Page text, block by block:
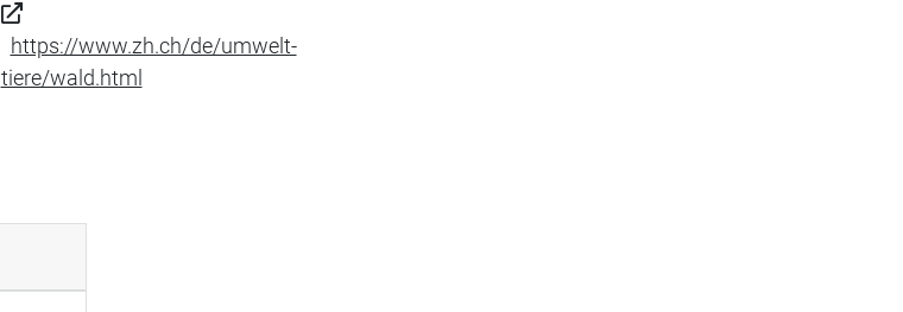
https://www.zh.ch/de/umwelt-
tiere/wald.html